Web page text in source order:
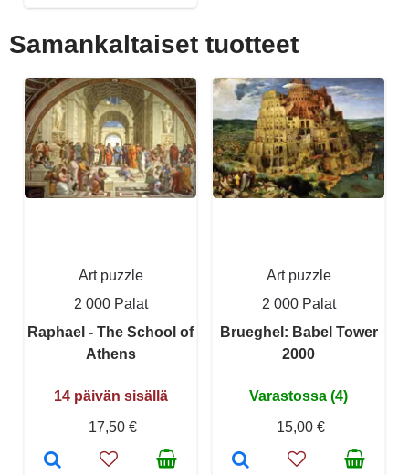
Samankaltaiset tuotteet
Art puzzle
2 000 Palat
Raphael - The School of
Athens
14 päivän sisällä
17,50 €
Art puzzle
2 000 Palat
Brueghel: Babel Tower
2000
Varastossa (4)
15,00 €